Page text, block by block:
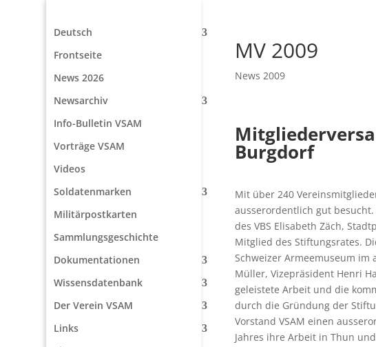
Deutsch
Frontseite
News 2026
Newsarchiv
Info-Bulletin VSAM
Vorträge VSAM
Videos
Soldatenmarken
Militärpostkarten
Sammlungsgeschichte
Dokumentationen
Wissensdatenbank
Der Verein VSAM
Links
MV 2009
News 2009
Burgdorf
Mit über 240
ausserordentlich gut
des VBS Elisabeth Zäch,
Mitglied des Stiftungsrates.
Schweizer Armeemuseum im
Müller, Vizepräsident Henri
geleistete Arbeit und die
durch die Gründung der
Vorstand VSAM einen
Jahres ihre Arbeit in Thun